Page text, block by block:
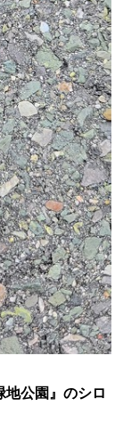
地公園』のシロ